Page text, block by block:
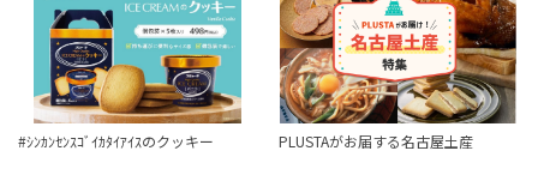
#ｼﾝｶﾝｾﾝｽｺﾞｲｶﾀｲｱｲｽのクッキー PLUSTAがお届する名古屋土産